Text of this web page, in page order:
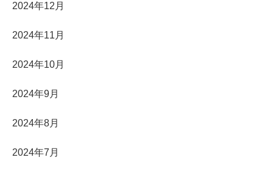
2024年12月
2024年11月
2024年10月
2024年9月
2024年8月
2024年7月